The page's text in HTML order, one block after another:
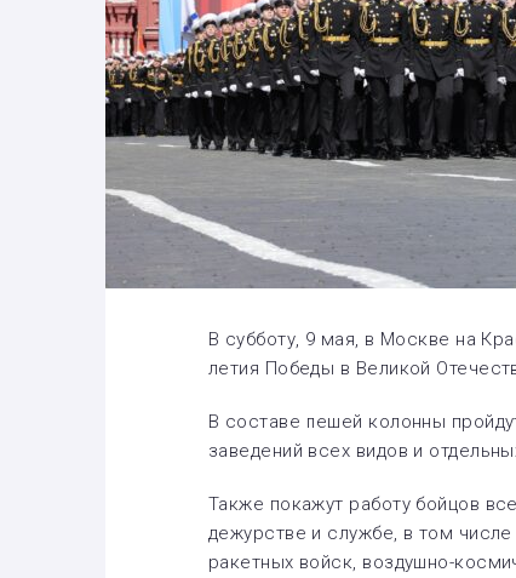
В субботу, 9 мая, в Москве на
летия Победы в Великой
В составе пешей колонны
заведений всех видов и
Также покажут работу бойцов
дежурстве и службе, в том числе
ракетных войск, воздушно-